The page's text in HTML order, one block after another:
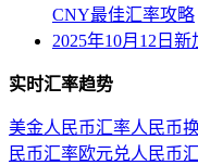
CNY最佳汇率攻略
2025年10月12日
实时汇率趋势
美金人民币汇率人民币
民币汇率欧元兑人民币